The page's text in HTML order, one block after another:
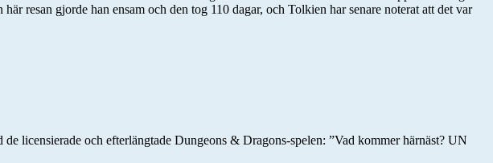
resan gjorde han ensam och den tog 110 dagar, och Tolkien har senare noterat att det var
licensierade och efterlängtade Dungeons & Dragons-spelen: ”Vad kommer härnäst? UN